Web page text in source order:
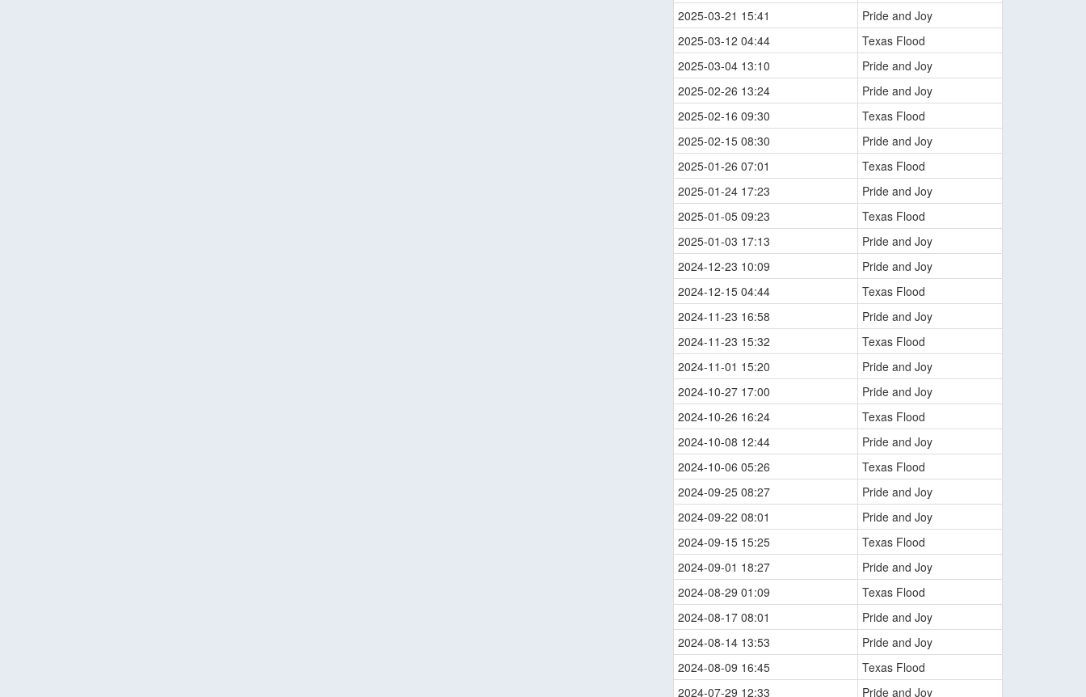
2025-03-21 15:41
Pride and Joy
2025-03-12 04:44
Texas Flood
2025-03-04 13:10
Pride and Joy
2025-02-26 13:24
Pride and Joy
2025-02-16 09:30
Texas Flood
2025-02-15 08:30
Pride and Joy
2025-01-26 07:01
Texas Flood
2025-01-24 17:23
Pride and Joy
2025-01-05 09:23
Texas Flood
2025-01-03 17:13
Pride and Joy
2024-12-23 10:09
Pride and Joy
2024-12-15 04:44
Texas Flood
2024-11-23 16:58
Pride and Joy
2024-11-23 15:32
Texas Flood
2024-11-01 15:20
Pride and Joy
2024-10-27 17:00
Pride and Joy
2024-10-26 16:24
Texas Flood
2024-10-08 12:44
Pride and Joy
2024-10-06 05:26
Texas Flood
2024-09-25 08:27
Pride and Joy
2024-09-22 08:01
Pride and Joy
2024-09-15 15:25
Texas Flood
2024-09-01 18:27
Pride and Joy
2024-08-29 01:09
Texas Flood
2024-08-17 08:01
Pride and Joy
2024-08-14 13:53
Pride and Joy
2024-08-09 16:45
Texas Flood
2024-07-29 12:33
Pride and Joy